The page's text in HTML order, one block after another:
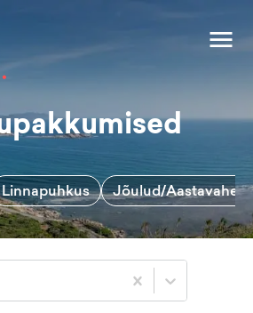
Linnapuhkus Jõulud/